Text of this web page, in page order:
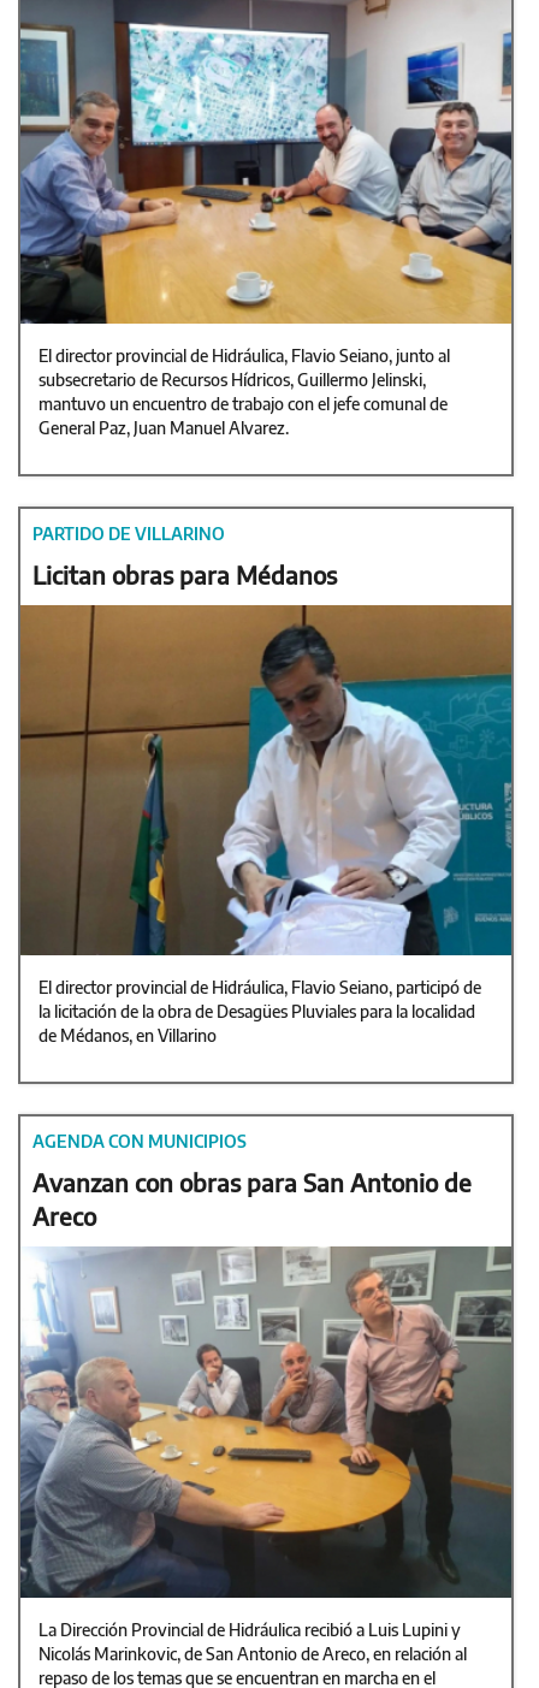
El director provincial de Hidráulica, Flavio Seiano, junto al
subsecretario de Recursos Hídricos, Guillermo Jelinski,
mantuvo un encuentro de trabajo con el jefe comunal de
General Paz, Juan Manuel Alvarez.
PARTIDO DE VILLARINO
Licitan obras para Médanos
El director provincial de Hidráulica, Flavio Seiano, participó de
la licitación de la obra de Desagües Pluviales para la localidad
de Médanos, en Villarino
AGENDA CON MUNICIPIOS
Avanzan con obras para San Antonio de
Areco
La Dirección Provincial de Hidráulica recibió a Luis Lupini y
Nicolás Marinkovic, de San Antonio de Areco, en relación al
repaso de los temas que se encuentran en marcha en el